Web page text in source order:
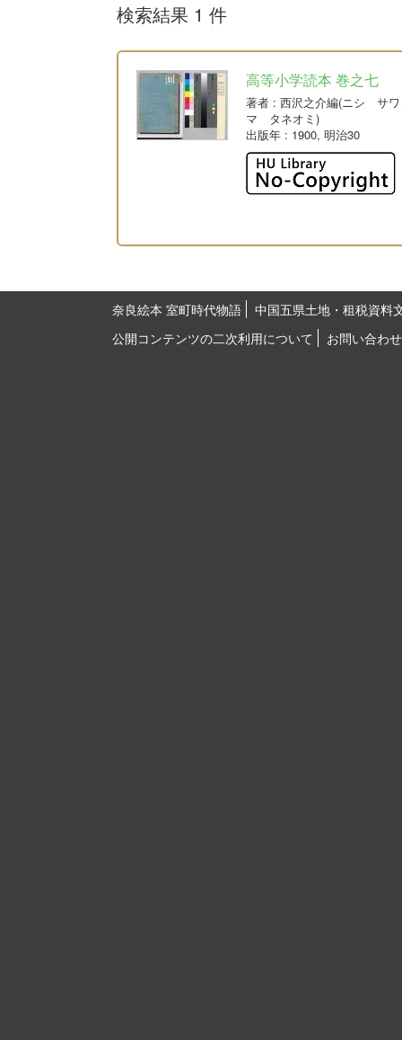
検索結果 1 件
高等小学読本 巻之七
著者 : 西沢之介編(ニシ サ
マ タネオミ)
出版年 : 1900, 明治30
奈良絵本 室町時代物語
中国五県土地・租税資料
公開コンテンツの二次利用について
お問い合わせ